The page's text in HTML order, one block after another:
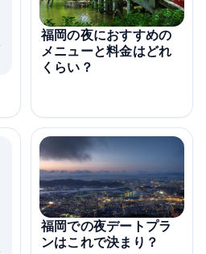
福岡の夜におすすめの
メニューと料金はどれ
くらい？
福岡での夜デートプラ
ンはこれで決まり？